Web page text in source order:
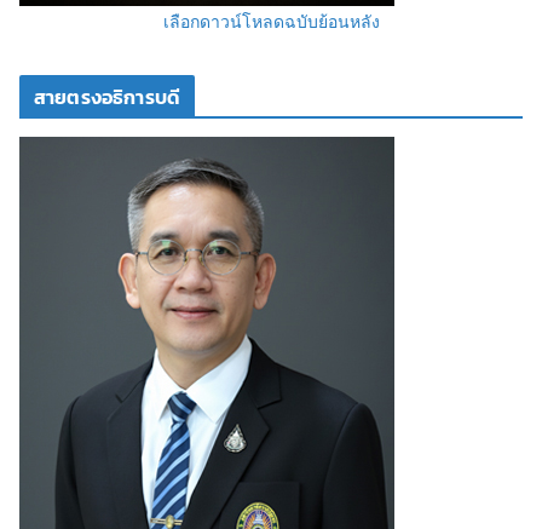
เลือกดาวน์โหลดฉบับย้อนหลัง
สายตรงอธิการบดี